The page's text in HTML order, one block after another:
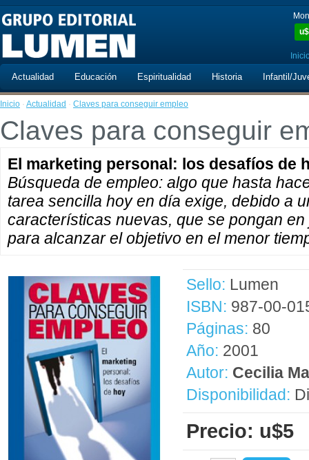
u$
Actualidad Educación Espiritualidad Historia Infantil/
Inicio · Actualidad · Claves para conseguir empleo
Claves para conseguir
El marketing personal: los desafíos de
Búsqueda de empleo: algo que hasta
tarea sencilla hoy en día exige, debido a
características nuevas, que se pongan
para alcanzar el objetivo en el menor
Sello: Lumen
ISBN: 987-00-
Páginas: 80
Año: 2001
Autor: Cecilia
Disponibilidad:
Precio: u$5